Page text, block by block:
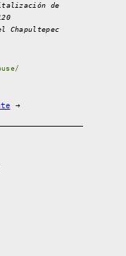
de
Chapultepec
→